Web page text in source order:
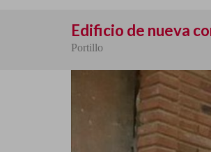
Edificio de nueva
Portillo